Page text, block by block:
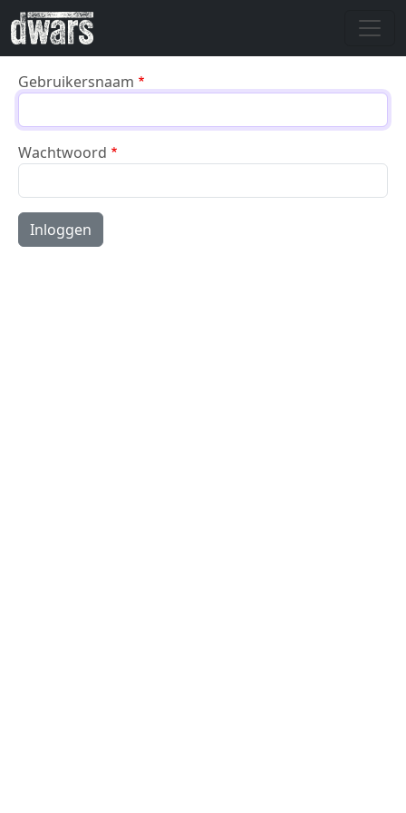
Overslaan en naar de inhoud gaan
Gebruikersnaam
Wachtwoord